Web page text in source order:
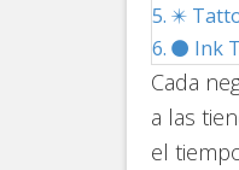
✴️
⚫ Ink
Cada
a las
el